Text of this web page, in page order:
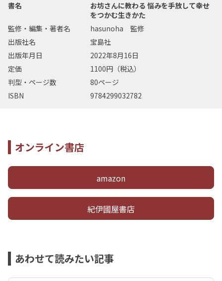
書名
お坊さんに教わる 悩みを手放して幸せ
をつかむ生きかた
監修・編集・著者名
hasunoha 監修
出版社名
宝島社
出版年月日
2022年8月16日
定価
1100円（税込）
判型・ページ数
80ページ
ISBN
9784299032782
オンライン書店
amazon
紀伊國屋書店
あわせて読みたい記事